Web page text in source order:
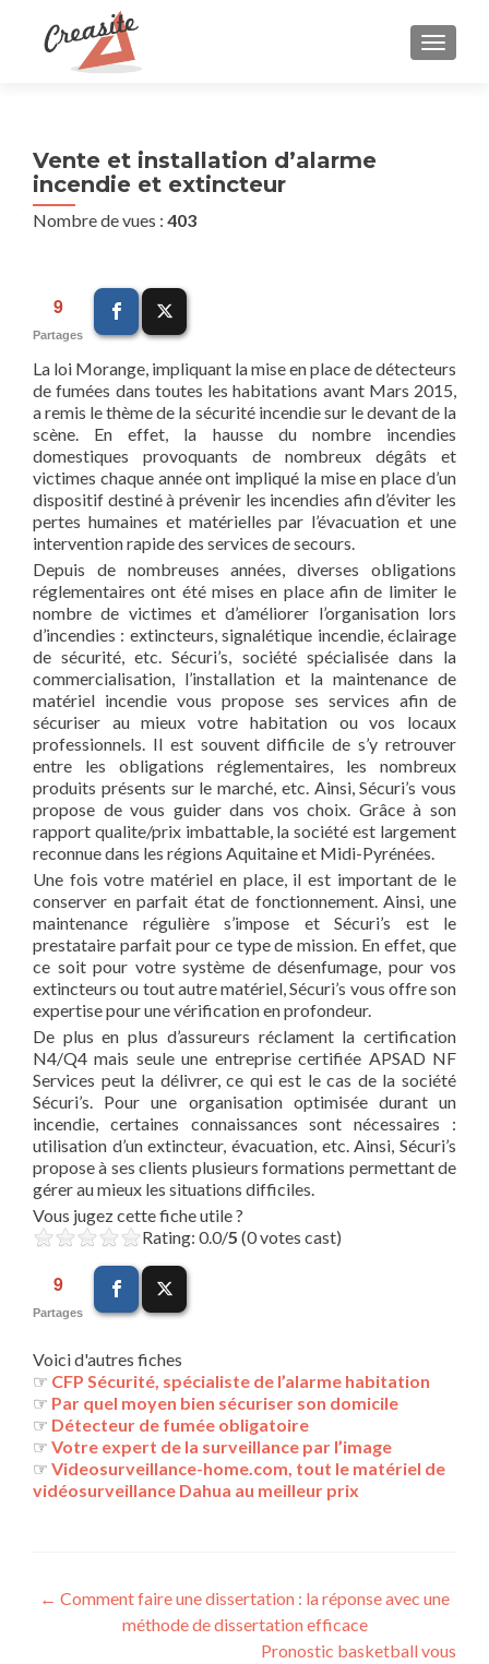
Vente et installation d’alarme
incendie et extincteur
Nombre de vues : 403
9
Partages
La loi Morange, impliquant la mise en place de détecteurs
de fumées dans toutes les habitations avant Mars 2015,
a remis le thème de la sécurité incendie sur le devant de la
scène. En effet, la hausse du nombre incendies
domestiques provoquants de nombreux dégâts et
victimes chaque année ont impliqué la mise en place d’un
dispositif destiné à prévenir les incendies afin d’éviter les
pertes humaines et matérielles par l’évacuation et une
intervention rapide des services de secours.
Depuis de nombreuses années, diverses obligations
réglementaires ont été mises en place afin de limiter le
nombre de victimes et d’améliorer l’organisation lors
d’incendies : extincteurs, signalétique incendie, éclairage
de sécurité, etc. Sécuri’s, société spécialisée dans la
commercialisation, l’installation et la maintenance de
matériel incendie vous propose ses services afin de
sécuriser au mieux votre habitation ou vos locaux
professionnels. Il est souvent difficile de s’y retrouver
entre les obligations réglementaires, les nombreux
produits présents sur le marché, etc. Ainsi, Sécuri’s vous
propose de vous guider dans vos choix. Grâce à son
rapport qualite/prix imbattable, la société est largement
reconnue dans les régions Aquitaine et Midi-Pyrénées.
Une fois votre matériel en place, il est important de le
conserver en parfait état de fonctionnement. Ainsi, une
maintenance régulière s’impose et Sécuri’s est le
prestataire parfait pour ce type de mission. En effet, que
ce soit pour votre système de désenfumage, pour vos
extincteurs ou tout autre matériel, Sécuri’s vous offre son
expertise pour une vérification en profondeur.
De plus en plus d’assureurs réclament la certification
N4/Q4 mais seule une entreprise certifiée APSAD NF
Services peut la délivrer, ce qui est le cas de la société
Sécuri’s. Pour une organisation optimisée durant un
incendie, certaines connaissances sont nécessaires :
utilisation d’un extincteur, évacuation, etc. Ainsi, Sécuri’s
propose à ses clients plusieurs formations permettant de
gérer au mieux les situations difficiles.
Vous jugez cette fiche utile ?
Rating: 0.0/5 (0 votes cast)
9
Partages
Voici d'autres fiches
☞ CFP Sécurité, spécialiste de l’alarme habitation
☞ Par quel moyen bien sécuriser son domicile
☞ Détecteur de fumée obligatoire
☞ Votre expert de la surveillance par l’image
☞ Videosurveillance-home.com, tout le matériel de
vidéosurveillance Dahua au meilleur prix
Navigation
← Comment faire une dissertation : la réponse avec une
méthode de dissertation efficace
Pronostic basketball vous